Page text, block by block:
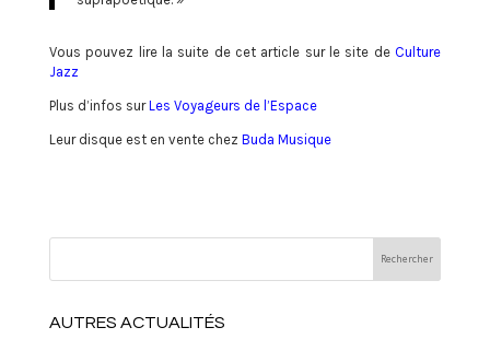
Vous pouvez lire la suite de cet article sur le site de Culture
Jazz
Plus d’infos surLes Voyageurs de l’Espace
Leur disque est en vente chez Buda Musique
AUTRES ACTUALITÉS